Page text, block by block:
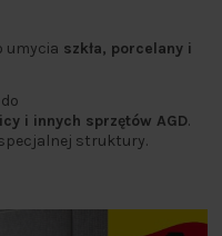
umycia szkła, porcelany i
i innych sprzętów AGD.
struktury.